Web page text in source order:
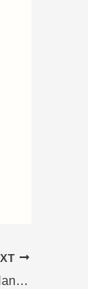
Jay Idzes & Ragnar Oratmangoen Cetak Gol Debut Untuk Hancurkan Vietnam